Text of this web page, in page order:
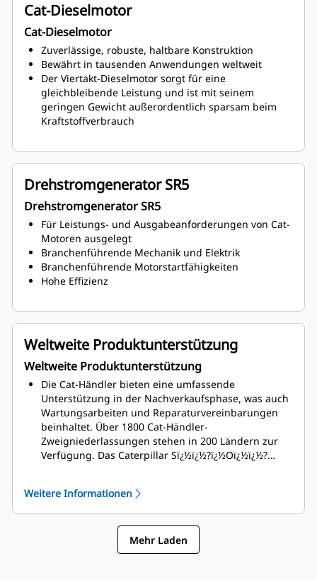
Cat-Dieselmotor
Cat-Dieselmotor
Zuverlässige, robuste, haltbare Konstruktion
Bewährt in tausenden Anwendungen weltweit
Der Viertakt-Dieselmotor sorgt für eine
gleichbleibende Leistung und ist mit seinem
geringen Gewicht außerordentlich sparsam beim
Kraftstoffverbrauch
Drehstromgenerator SR5
Drehstromgenerator SR5
Für Leistungs- und Ausgabeanforderungen von Cat-
Motoren ausgelegt
Branchenführende Mechanik und Elektrik
Branchenführende Motorstartfähigkeiten
Hohe Effizienz
Weltweite Produktunterstützung
Weltweite Produktunterstützung
Die Cat-Händler bieten eine umfassende
Unterstützung in der Nachverkaufsphase, was auch
Wartungsarbeiten und Reparaturvereinbarungen
beinhaltet. Über 1800 Cat-Händler-
Zweigniederlassungen stehen in 200 Ländern zur
Verfügung. Das Caterpillar Sï¿½ï¿½?ï¿½Oï¿½ï¿½?
Motorkomponenten, auch das Vorhandensein von
unerwünschten Flüssigkeiten und
Verbrennungsnebenprodukten
Weitere Informationen
Mehr Laden